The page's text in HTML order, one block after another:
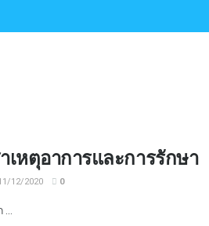
เหตุอาการและการรักษา
12/2020 0